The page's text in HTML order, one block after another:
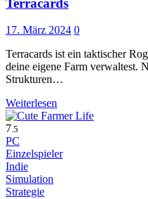
17. März 2024 0
Terracards ist ein taktischer
deine eigene Farm verwaltest.
Strukturen…
Weiterlesen
7.5
PC
Einzelspieler
Indie
Simulation
Strategie